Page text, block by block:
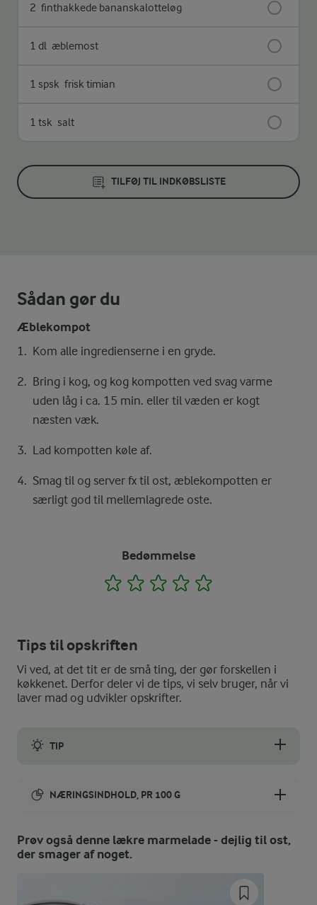
2 finthakkede bananskalotteløg
1 dl æblemost
1 spsk frisk timian
1 tsk salt
TILFØJ TIL INDKØBSLISTE
Sådan gør du
Æblekompot
Kom alle ingredienserne i en gryde.
Bring i kog, og kog kompotten ved svag varme
uden låg i ca. 15 min. eller til væden er kogt
næsten væk.
Lad kompotten køle af.
Smag til og server fx til ost, æblekompotten er
særligt god til mellemlagrede oste.
Bedømmelse
1 2 3 4
Tips til opskriften
Vi ved, at det tit er de små ting, der gør forskellen i
køkkenet. Derfor deler vi de tips, vi selv bruger, når vi
laver mad og udvikler opskrifter.
TIP
NÆRINGSINDHOLD, PR 100 G
Energiindhold:
179 kJ / 43 kcal
Prøv også denne lækre marmelade - dejlig til ost,
der smager af noget.